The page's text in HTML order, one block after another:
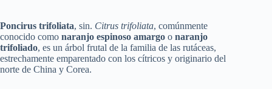
Poncirus trifoliata, sin. Citrus trifoliata, comúnmente
conocido como naranjo espinoso amargo o naranjo
trifoliado, es un árbol frutal de la familia de las rutáceas,
estrechamente emparentado con los cítricos y originario del
norte de China y Corea.